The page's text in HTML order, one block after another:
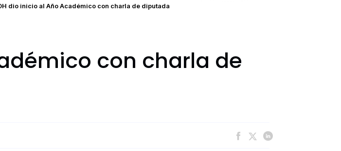
dio inicio al Año Académico con charla de diputada
con charla de